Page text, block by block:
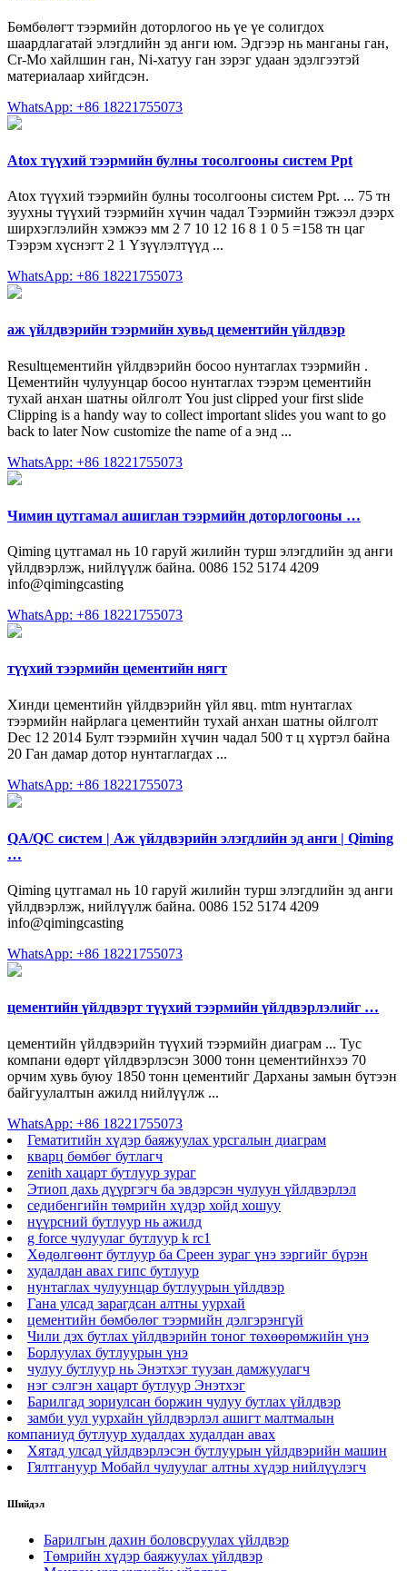
Бөмбөлөгт тээрмийн доторлогоо нь үе үе солигдох
шаардлагатай элэгдлийн эд анги юм. Эдгээр нь манганы ган,
Cr-Mo хайлшин ган, Ni-хатуу ган зэрэг удаан эдэлгээтэй
материалаар хийгдсэн.
WhatsApp: +86 18221755073
Atox түүхий тээрмийн булны тосолгооны систем Ppt
Atox түүхий тээрмийн булны тосолгооны систем Ppt. ... 75 тн
зуухны түүхий тээрмийн хүчин чадал Тээрмийн тэжээл дээрх
ширхэглэлийн хэмжээ мм 2 7 10 12 16 8 1 0 5 =158 тн цаг
Тээрэм хүснэгт 2 1 Үзүүлэлтүүд ...
WhatsApp: +86 18221755073
аж үйлдвэрийн тээрмийн хувьд цементийн үйлдвэр
Resultцементийн үйлдвэрийн босоо нунтаглах тээрмийн .
Цементийн чулуунцар босоо нунтаглах тээрэм цементийн
тухай анхан шатны ойлголт You just clipped your first slide
Clipping is a handy way to collect important slides you want to go
back to later Now customize the name of a энд ...
WhatsApp: +86 18221755073
Чимин цутгамал ашиглан тээрмийн доторлогооны …
Qiming цутгамал нь 10 гаруй жилийн турш элэгдлийн эд анги
үйлдвэрлэж, нийлүүлж байна. 0086 152 5174 4209
info@qimingcasting
WhatsApp: +86 18221755073
түүхий тээрмийн цементийн нягт
Хинди цементийн үйлдвэрийн үйл явц. mtm нунтаглах
тээрмийн найрлага цементийн тухай анхан шатны ойлголт
Dec 12 2014 Булт тээрмийн хүчин чадал 500 т ц хүртэл байна
20 Ган дамар дотор нунтаглагдах ...
WhatsApp: +86 18221755073
QA/QC систем | Аж үйлдвэрийн элэгдлийн эд анги | Qiming
…
Qiming цутгамал нь 10 гаруй жилийн турш элэгдлийн эд анги
үйлдвэрлэж, нийлүүлж байна. 0086 152 5174 4209
info@qimingcasting
WhatsApp: +86 18221755073
цементийн үйлдвэрт түүхий тээрмийн үйлдвэрлэлийг …
цементийн үйлдвэрийн түүхий тээрмийн диаграм ... Тус
компани өдөрт үйлдвэрлэсэн 3000 тонн цементийнхээ 70
орчим хувь буюу 1850 тонн цементийг Дарханы замын бүтээн
байгуулалтын ажилд нийлүүлж ...
WhatsApp: +86 18221755073
Гематитийн хүдэр баяжуулах урсгалын диаграм
кварц бөмбөг бутлагч
zenith хацарт бутлуур зураг
Этиоп дахь дүүргэгч ба эвдэрсэн чулуун үйлдвэрлэл
седибенгийн төмрийн хүдэр хойд хошуу
нүүрсний бутлуур нь ажилд
g force чулуулаг бутлуур k rc1
Хөдөлгөөнт бутлуур ба Среен зураг үнэ зэргийг бүрэн
худалдан авах гипс бутлуур
нунтаглах чулуунцар бутлуурын үйлдвэр
Гана улсад зарагдсан алтны уурхай
цементийн бөмбөлөг тээрмийн дэлгэрэнгүй
Чили дэх бутлах үйлдвэрийн тоног төхөөрөмжийн үнэ
Борлуулах бутлуурын үнэ
чулуу бутлуур нь Энэтхэг туузан дамжуулагч
нэг сэлгэн хацарт бутлуур Энэтхэг
Барилгад зориулсан боржин чулуу бутлах үйлдвэр
замби уул уурхайн үйлдвэрлэл ашигт малтмалын
компаниуд бутлуур худалдах худалдан авах
Хятад улсад үйлдвэрлэсэн бутлуурын үйлдвэрийн машин
Гялтгануур Мобайл чулуулаг алтны хүдэр нийлүүлэгч
Шийдэл
Барилгын дахин боловсруулах үйлдвэр
Төмрийн хүдэр баяжуулах үйлдвэр